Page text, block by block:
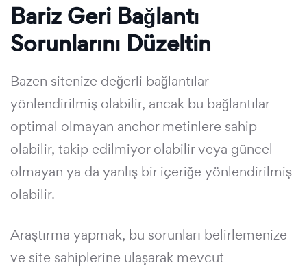
Bariz Geri Bağlantı
Sorunlarını Düzeltin
Bazen sitenize değerli bağlantılar
yönlendirilmiş olabilir, ancak bu bağlantılar
optimal olmayan anchor metinlere sahip
olabilir, takip edilmiyor olabilir veya güncel
olmayan ya da yanlış bir içeriğe yönlendirilmiş
olabilir.
Araştırma yapmak, bu sorunları belirlemenize
ve site sahiplerine ulaşarak mevcut